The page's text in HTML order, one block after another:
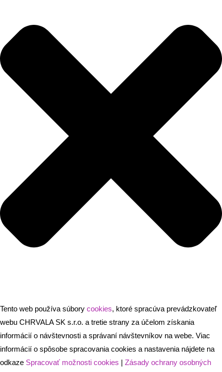
Tento web používa súbory cookies, ktoré spracúva prevádzkovateľ
webu CHRVALA SK s.r.o. a tretie strany za účelom získania
informácií o návštevnosti a správaní návštevníkov na webe. Viac
informácií o spôsobe spracovania cookies a nastavenia nájdete na
odkaze Spracovať možnosti cookies
Zásady ochrany osobných